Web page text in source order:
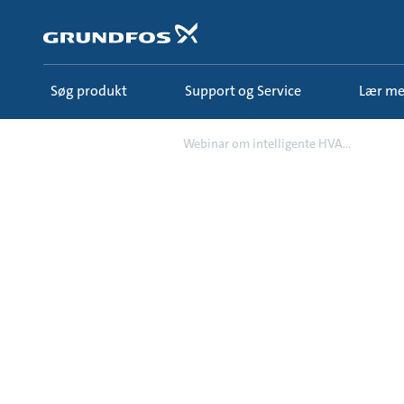
hovedindhold
Søg produkt Support og Service Lær
Webinar om intelligente HVA...